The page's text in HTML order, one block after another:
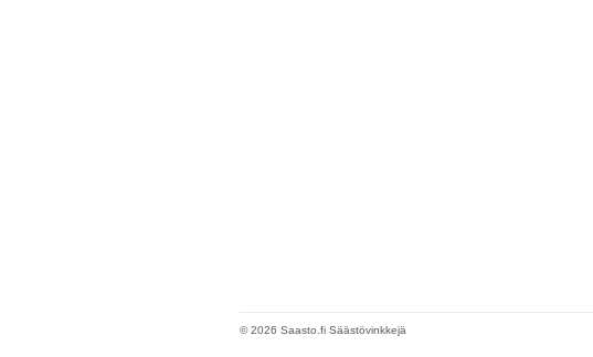
© 2026 Saasto.fi Säästövinkkejä